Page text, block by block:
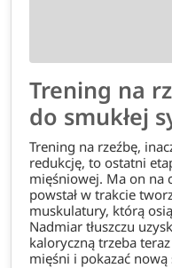
Trening na
do smukłej
Trening na rzeźbę,
redukcję, to ostatni
mięśniowej. Ma on na
powstał w trakcie
muskulatury, którą
Nadmiar tłuszczu
kaloryczną trzeba
mięśni i pokazać nową